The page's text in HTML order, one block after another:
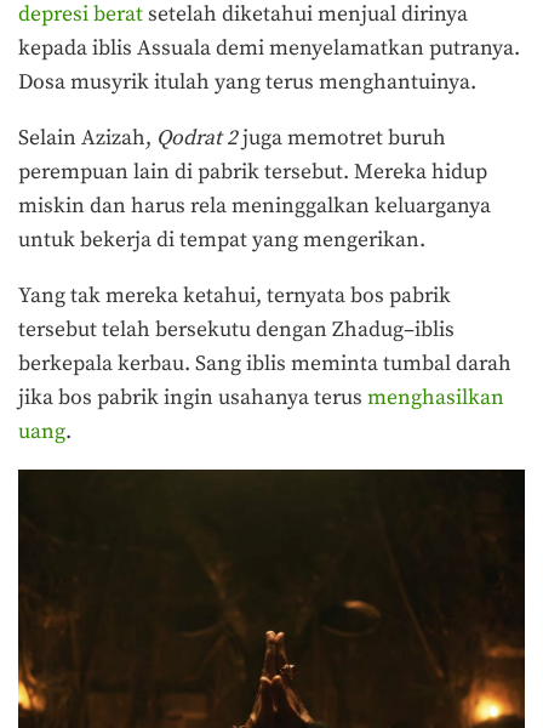
depresi beratsetelah diketahui menjual dirinya
kepada iblis Assuala demi menyelamatkan putranya.
Dosa musyrik itulah yang terus menghantuinya.
Selain Azizah, Qodrat 2juga memotret buruh
perempuan lain di pabrik tersebut. Mereka hidup
miskin dan harus rela meninggalkan keluarganya
untuk bekerja di tempat yang mengerikan.
Yang tak mereka ketahui, ternyata bos pabrik
tersebut telah bersekutu dengan Zhadug–iblis
berkepala kerbau. Sang iblis meminta tumbal darah
jika bos pabrik ingin usahanya terus menghasilkan
uang.